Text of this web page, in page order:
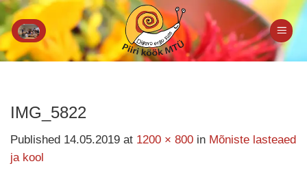
Skip
to
content
IMG_5822
Published 14.05.2019 at 1200 × 800 in Mõniste lasteaed
ja kool